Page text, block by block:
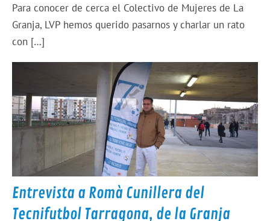
Para conocer de cerca el Colectivo de Mujeres de La
Granja, LVP hemos querido pasarnos y charlar un rato
con […]
Entrevista a Romà Cunillera del
Tecnifutbol Tarragona, de la Granja